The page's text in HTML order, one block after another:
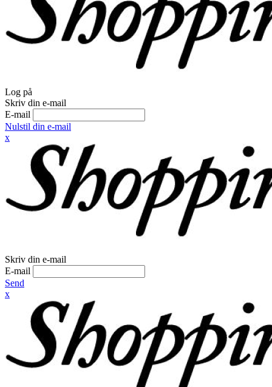
Log på
Skriv din e-mail
E-mail
Nulstil din e-mail
x
Skriv din e-mail
E-mail
Send
x